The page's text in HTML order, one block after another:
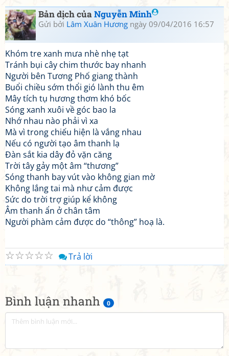
Bình luận nhanh 0
Bản dịch củaNguyễn Minh
Gửi bởi Lâm Xuân Hương ngày 09/04/2016 16:57
Khóm tre xanh mưa nhè nhẹ tạt
Tránh bụi cây chim thước bay nhanh
Người bên Tương Phố giang thành
Buổi chiều sớm thổi gió lành thu êm
Mây tích tụ hương thơm khó bốc
Sóng xanh xuôi về góc bao la
Nhớ nhau nào phải vì xa
Mà vì trong chiếu hiện là vắng nhau
Nếu có người tạo âm thanh lạ
Đàn sắt kia dây đỏ vặn căng
Trời tây gảy một âm “thương”
Sóng thanh bay vút vào không gian mờ
Không lắng tai mà như cảm được
Sức do trời trợ giúp kể không
Âm thanh ẩn ở chân tâm
Người phàm cảm được do “thông” hoạ là.
☆
☆
☆
☆
☆ Trả lời